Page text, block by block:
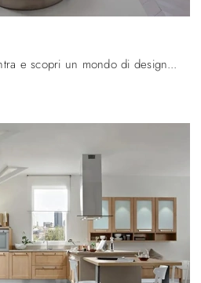
Cucine in linea Ar-Tre: entra e scopri un mondo di design e contenuto estetico! La cucina classica Vanessa 03 ti aspetta.